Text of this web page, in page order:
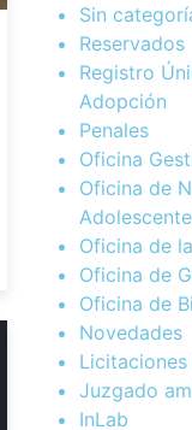
Sin
Reservados
Registro
Adopción
Penales
Oficina
Oficina de
Oficina de
Oficina de
Oficina de
Novedades
Juzgado
InLab